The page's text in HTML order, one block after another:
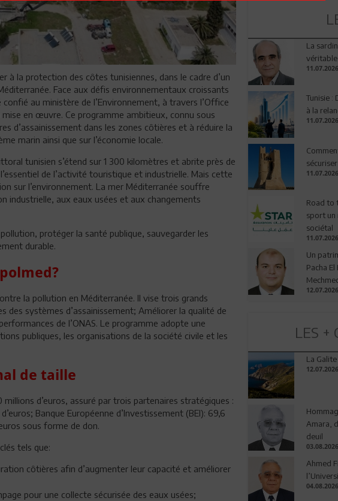
à la protection des côtes tunisiennes, dans le cadre d’un
Face aux défis environnementaux croissants
au ministère de l’Environnement, à travers l’Office
mise en œuvre. Ce programme ambitieux, connu sous
d’assainissement dans les zones côtières et à réduire la
marin ainsi que sur l’économie locale.
tunisien s’étend sur 1 300 kilomètres et abrite près de
de l’activité touristique et industrielle. Mais cette
sur l’environnement. La mer Méditerranée souffre
industrielle, aux eaux usées et aux changements
protéger la santé publique, sauvegarder les
durable.
la pollution en Méditerranée. Il vise trois grands
des systèmes d’assainissement; Améliorer la qualité de
de l’ONAS. Le programme adopte une
publiques, les organisations de la société civile et les
de taille
d’euros, assuré par trois partenaires stratégiques :
Banque Européenne d’Investissement (BEI): 69,6
sous forme de don.
tels que:
côtières afin d’augmenter leur capacité et améliorer
pour une collecte sécurisée des eaux usées;
La
11.07.2026
Tunisie :
à la
11.07.2026
11.07.2026
Road to
sport un
sociétal
11.07.2026
Un
Pacha
12.07.2026
LES +
La
12.07.2026
Amara,
deuil
03.08.2026
Ahmed
04.08.2026